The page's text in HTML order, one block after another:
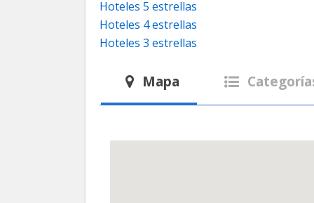
Hoteles 5 estrellas
Hoteles 4 estrellas
Hoteles 3 estrellas
Mapa